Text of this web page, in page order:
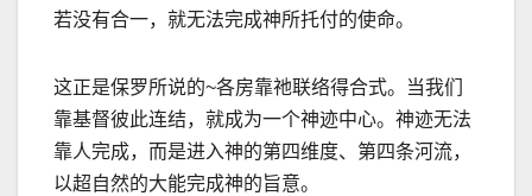
若没有合一，就无法完成神所托付的使命。
这正是保罗所说的~各房靠祂联络得合式。当我们
靠基督彼此连结，就成为一个神迹中心。神迹无法
靠人完成，而是进入神的第四维度、第四条河流，
以超自然的大能完成神的旨意。